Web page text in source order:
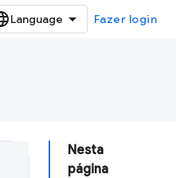
Fazer login
Nesta
página